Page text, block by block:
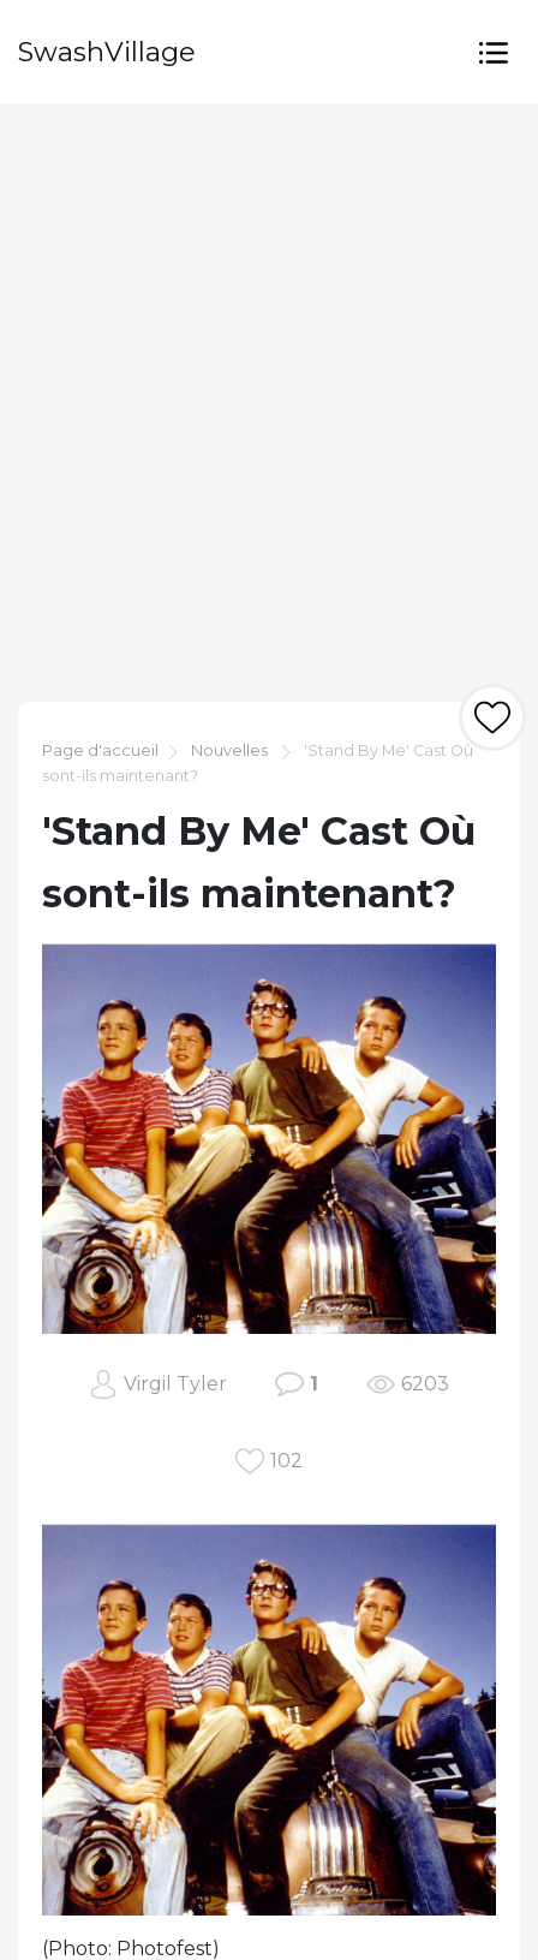
SwashVillage
Page d'accueil Nouvelles
'Stand By Me' Cast Où
sont-ils maintenant?
'Stand By Me' Cast Où
sont-ils maintenant?
Virgil Tyler 1 6203
102
(Photo: Photofest)